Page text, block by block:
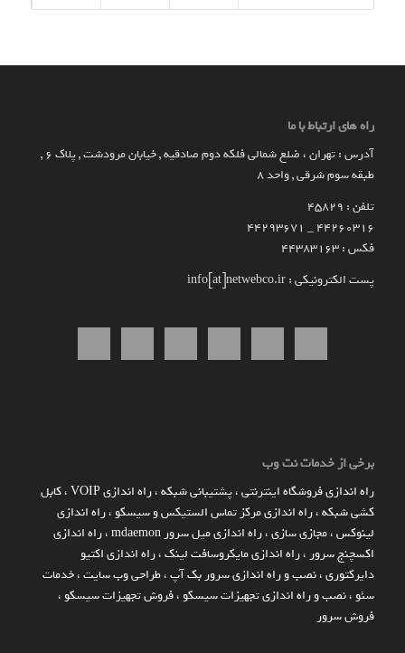
راه های ارتباط با ما
آدرس : تهران ، ضلع شمالی فلکه دوم صادقیه , خیابان مرودشت , پلاک ۶ ,
طبقه سوم شرقی , واحد ۸
تلفن : 45829
۴۴۲۶۰۳۱۶ _ 44293671
فکس : 44383163
پست الکترونیکی : info[at]netwebco.ir
برخی از خدمات نت وب
راه اندازي فروشگاه اينترنتي،پشتیبانی شبکه،راه اندازی VOIP ،کابل
کشی شبکه،راه اندازی مرکز تماس الستیکس و سیسکو،راه اندازی
لینوکس،مجازی سازی،راه اندازی میل سرور mdaemon ،راه اندازی
اکسچنج سرور،راه اندازی مایکروسافت لینک،راه اندازی اکتیو
دایرکتوری،نصب و راه اندازی سرور بک آپ،طراحی وب سایت،خدمات
سئو،نصب و راه اندازی تجهیزات سیسکو،فروش تجهیزات سیسکو،
فروش سرور